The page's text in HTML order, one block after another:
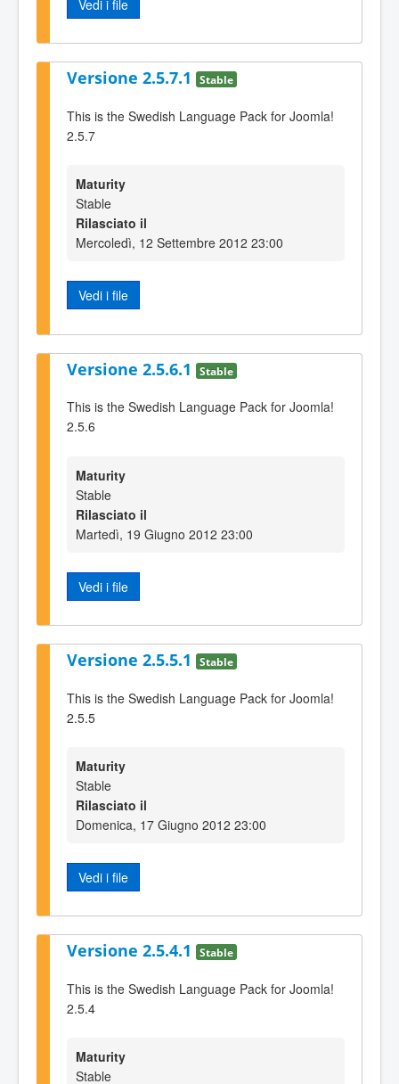
Vedi i file
Versione 2.5.7.1 Stable
This is the Swedish Language Pack for Joomla!
2.5.7
Maturity
Stable
Rilasciato il
Mercoledì, 12 Settembre 2012 23:00
Vedi i file
Versione 2.5.6.1 Stable
This is the Swedish Language Pack for Joomla!
2.5.6
Maturity
Stable
Rilasciato il
Martedì, 19 Giugno 2012 23:00
Vedi i file
Versione 2.5.5.1 Stable
This is the Swedish Language Pack for Joomla!
2.5.5
Maturity
Stable
Rilasciato il
Domenica, 17 Giugno 2012 23:00
Vedi i file
Versione 2.5.4.1 Stable
This is the Swedish Language Pack for Joomla!
2.5.4
Maturity
Stable